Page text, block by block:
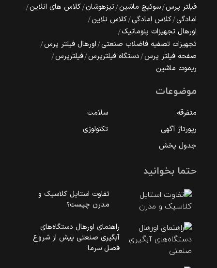
فیلتر پرس سوئیچ ماشین تیزهوشان کلاس های انلاین
امادگی کلاس امادگی کلاس نلاین
اورهال تجهیزات پنوماتیک
تجهیزات تصفیه فاضلاب صنعتی اورهال فیلتر پرس
صفحه فیلتر پرس دستگاه فیلترپرس فیلترپرس
ریموت ماشین
موضوعات
متفرقه
سلامت
رپورتاژ آگهی
تکنولوژی
جدول پخش
حتما بخوانید
تفاوت استایل کلاسیک و
مدرن چیست؟
راهنمای اورهال دستگاه‌های
آبگیری صنعتی پیش از شروع
فصل سرما